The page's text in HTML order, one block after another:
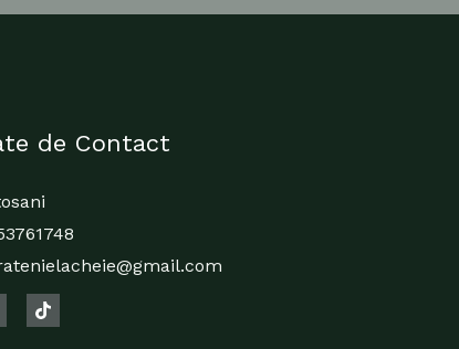
de Contact